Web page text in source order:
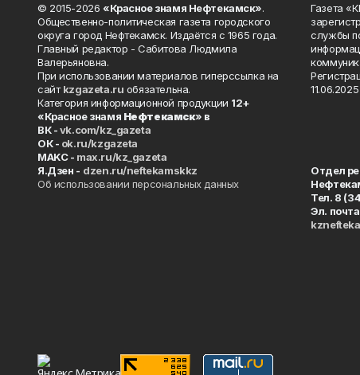
© 2015-2026 «Красное знамя Нефтекамск».
Общественно-политическая газета городского
округа город Нефтекамск. Издаётся с 1965 года.
Главный редактор - Сабитова Людмила
Валерьяновна.
При использовании материалов гиперссылка на
сайтkzgazeta.ru обязательна.
Категория информационной продукции 12+
«Красное знамя Нефтекамск» в
ВК -vk.com/kz_gazeta
ОК - ok.ru/kzgazeta
MAKC - max.ru/kz_gazeta
Я.Дзен - dzen.ru/neftekamskkz
Об использовании персональных данных
Газета
службы
11.06.2025
Отдел
Тел. 8
Эл.